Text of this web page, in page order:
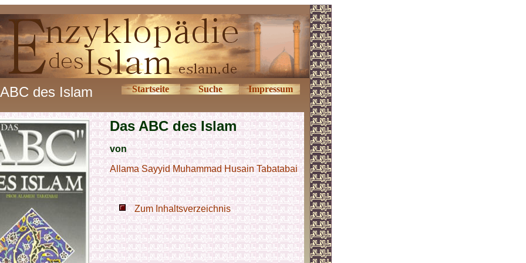
des Islam Startseite Suche Impressum
Das ABC des Islam
von
Allama Sayyid Muhammad Husain Tabatabai
Zum Inhaltsverzeichnis